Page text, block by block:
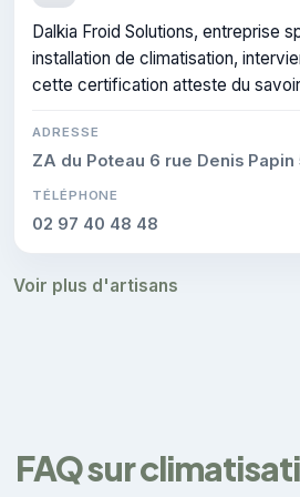
Dalkia Froid Solutions, entreprise
installation de climatisation,
cette certification atteste du
ADRESSE
ZA du Poteau 6 rue Denis
TÉLÉPHONE
02 97 40 48 48
Voir plus d'artisans
FAQ sur